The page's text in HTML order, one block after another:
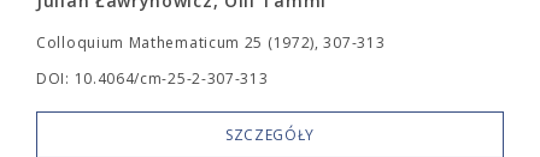
Colloquium Mathematicum 25 (1972), 307-313
DOI: 10.4064/cm-25-2-307-313
SZCZEGÓŁY